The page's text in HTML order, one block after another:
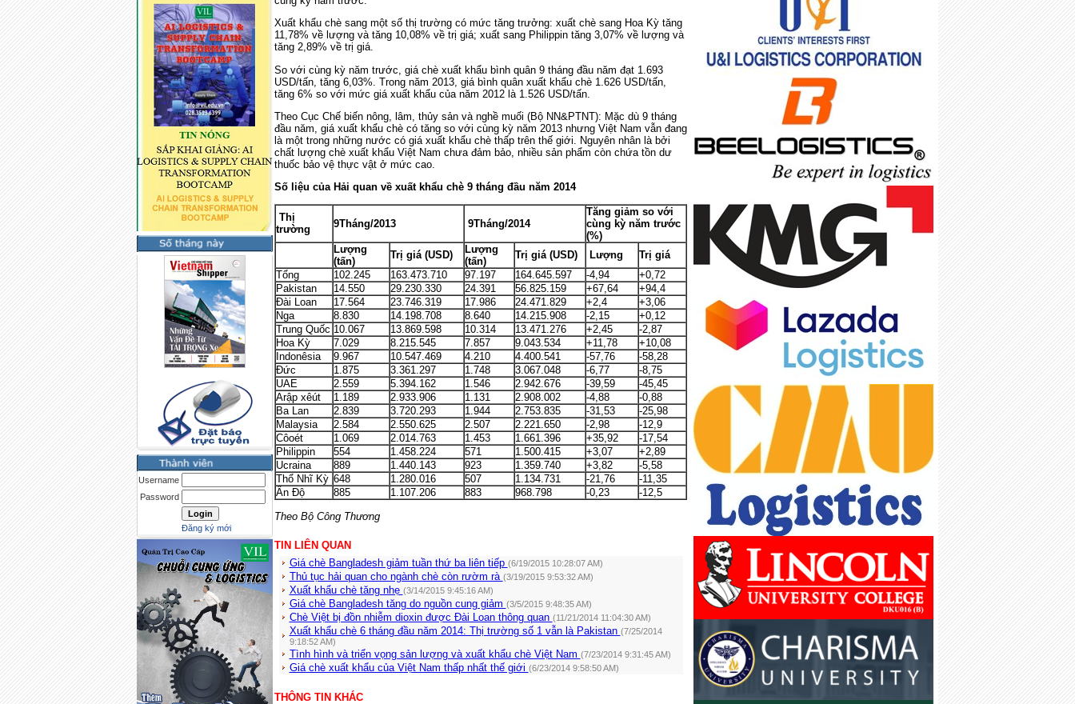
Username
Password
Đăng ký mới
Xuất khẩu chè sang một số thị trường có mức tăng trưởng: xuất chè sang Hoa Kỳ tăng
11,78% về lượng và tăng 10,08% về trị giá; xuất sang Philippin tăng 3,07% về lượng và
tăng 2,89% về trị giá.
So với cùng kỳ năm trước, giá chè xuất khẩu bình quân 9 tháng đầu năm đạt 1.693
USD/tấn, tăng 6,03%. Trong năm 2013, giá bình quân xuất khẩu chè 1.626 USD/tấn,
tăng 6% so với mức giá xuất khẩu của năm 2012 là 1.526 USD/tấn.
Theo Cục Chế biến nông, lâm, thủy sản và nghề muối (Bộ NN&PTNT): Mặc dù 9 tháng
đầu năm, giá xuất khẩu chè có tăng so với cùng kỳ năm 2013 nhưng Việt Nam vẫn đang
là một trong những nước có giá xuất khẩu chè thấp trên thế giới. Nguyên nhân là bởi
chất lượng chè xuất khẩu Việt Nam chưa đảm bảo, nhiều sản phẩm còn chứa tồn dư
thuốc bảo vệ thực vật ở mức cao.
Số liệu của Hải quan về xuất khẩu chè 9 tháng đầu năm 2014
Thị
trường
9Tháng/2013 9Tháng/2014
Tăng giảm so với
cùng kỳ năm trước
(%)
Lượng
(tấn)
Trị giá (USD)
Lượng
(tấn)
Trị giá (USD) Lượng
Trị giá
Tổng
102.245 163.473.710 97.197 164.645.597 -4,94
+0,72
Pakistan
14.550 29.230.330 24.391 56.825.159 +67,64
+94,4
Đài Loan
17.564 23.746.319 17.986 24.471.829 +2,4
+3,06
Nga
8.830 14.198.708 8.640 14.215.908 -2,15
+0,12
Trung Quốc 10.067 13.869.598 10.314 13.471.276 +2,45
-2,87
Hoa Kỳ
7.029 8.215.545 7.857 9.043.534 +11,78
+10,08
Indonêsia
9.967 10.547.469 4.210 4.400.541 -57,76
-58,28
Đức
1.875 3.361.297 1.748 3.067.048 -6,77
-8,75
UAE
2.559 5.394.162 1.546 2.942.676 -39,59
-45,45
Arập xêút
1.189 2.933.906 1.131 2.908.002 -4,88
-0,88
Ba Lan
2.839 3.720.293 1.944 2.753.835 -31,53
-25,98
Malaysia
2.584 2.550.625 2.507 2.221.650 -2,98
-12,9
Côoét
1.069 2.014.763 1.453 1.661.396 +35,92
-17,54
Philippin
554 1.458.224 571 1.500.415 +3,07
+2,89
Ucraina
889 1.440.143 923 1.359.740 +3,82
-5,58
Thổ Nhĩ Kỳ 648 1.280.016 507 1.134.731 -21,76
-11,35
Ấn Độ
885 1.107.206 883 968.798 -0,23 -12,5
Theo Bộ Công Thương
TIN LIÊN QUAN
Giá chè Bangladesh giảm tuần thứ ba liên tiếp (6/19/2015 10:28:07 AM)
Thủ tục hải quan cho ngành chè còn rườm rà (3/19/2015 9:53:32 AM)
Xuất khẩu chè tăng nhẹ (3/14/2015 9:45:16 AM)
Giá chè Bangladesh tăng do nguồn cung giảm (3/5/2015 9:48:35 AM)
Chè Việt bị đồn nhiễm dioxin được Đài Loan thông quan (11/21/2014 11:04:30 AM)
Xuất khẩu chè 6 tháng đầu năm 2014: Thị trường số 1 vẫn là Pakistan (7/25/2014
9:18:52 AM)
Tình hình và triển vọng sản lượng và xuất khẩu chè Việt Nam (7/23/2014 9:31:45 AM)
Giá chè xuất khẩu của Việt Nam thấp nhất thế giới (6/23/2014 9:58:50 AM)
THÔNG TIN KHÁC